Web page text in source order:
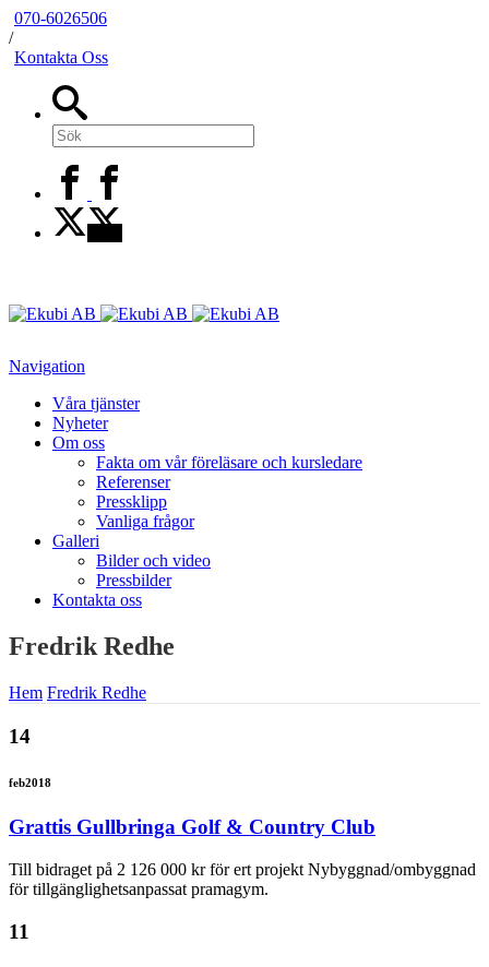
070-6026506
/
Kontakta Oss
Navigation
Våra tjänster
Nyheter
Om oss
Fakta om vår föreläsare och kursledare
Referenser
Pressklipp
Vanliga frågor
Galleri
Bilder och video
Pressbilder
Kontakta oss
Fredrik Redhe
Hem Fredrik Redhe
14
feb2018
Grattis Gullbringa Golf & Country Club
Till bidraget på 2 126 000 kr för ert projekt Nybyggnad/ombyggnad
för tillgänglighetsanpassat pramagym.
11